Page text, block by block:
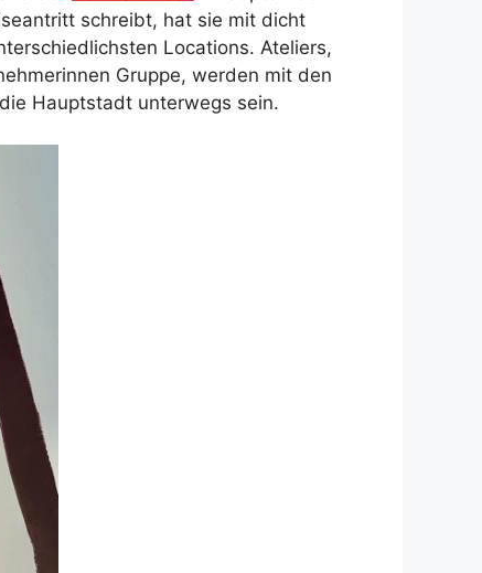
schreibt, hat sie mit dicht
Locations. Ateliers,
Gruppe, werden mit den
Hauptstadt unterwegs sein.